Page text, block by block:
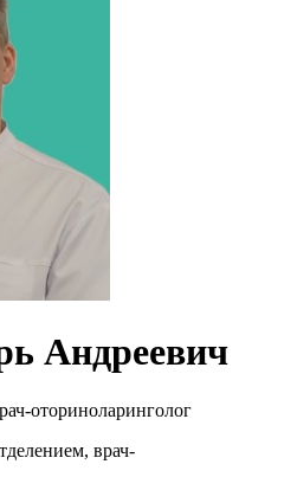
Андреевич
оториноларинголог
врач-